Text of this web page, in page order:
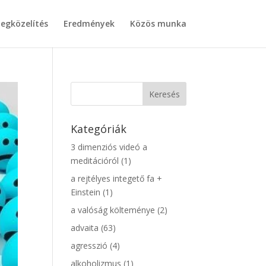
Eredmények Közös munka
Kategóriák
3 dimenziós videó a
meditációról (1)
a rejtélyes integető fa +
Einstein (1)
a valóság költeménye (2)
advaita (63)
agresszió (4)
alkoholizmus (1)